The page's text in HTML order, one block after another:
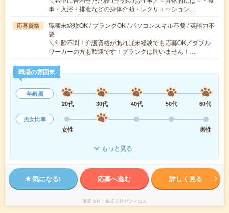
事・入浴・排泄などの身体介助・レクリエーション…
応募資格
職種未経験OK / ブランクOK / パソコンスキル不要 / 英語力不
要
＼年齢不問！介護資格があれば未経験でも応募OK／ダブル
ワーカーの方も歓迎です！ブランクは問いません！…
職場の雰囲気
年齢層
20代
30代 40代 50代
60代
男女比率
女性
男性
もっと見る
気になる! 応募へ進む 詳しく見る
派遣会社 株式会社ゼフィロス